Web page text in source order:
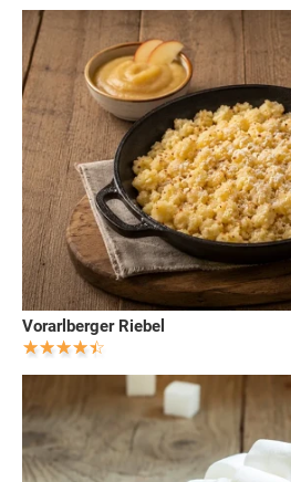
Vorarlberger Riebel